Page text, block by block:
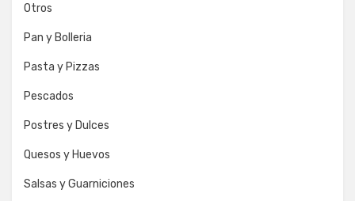
Otros
Pan y Bolleria
Pasta y Pizzas
Pescados
Postres y Dulces
Quesos y Huevos
Salsas y Guarniciones